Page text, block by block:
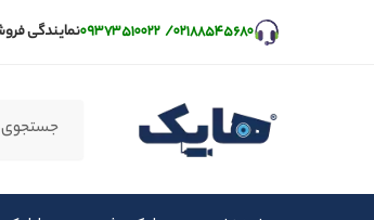
۰۲۱۸۸۵۴۵۶۸۰/ نمایندگی